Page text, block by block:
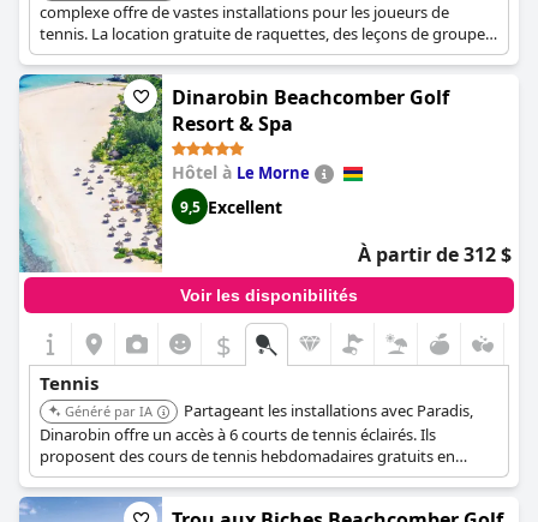
complexe offre de vastes installations pour les joueurs de
tennis. La location gratuite de raquettes, des leçons de groupe
hebdomadaires gratuites et des cours particuliers sont
disponibles.
Dinarobin Beachcomber Golf
Resort & Spa
Hôtel à Le Morne
9,5 Excellent
À partir de 312 $
Voir les disponibilités
$
Tennis
Généré par IA
Partageant les installations avec Paradis,
Dinarobin offre un accès à 6 courts de tennis éclairés. Ils
proposent des cours de tennis hebdomadaires gratuits en
groupe et ont un professionnel disponible pour des cours
privés.